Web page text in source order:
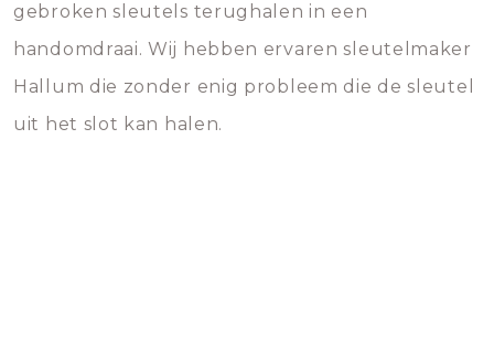
gebroken sleutels terughalen in een
handomdraai. Wij hebben ervaren sleutelmaker
Hallum die zonder enig probleem die de sleutel
uit het slot kan halen.